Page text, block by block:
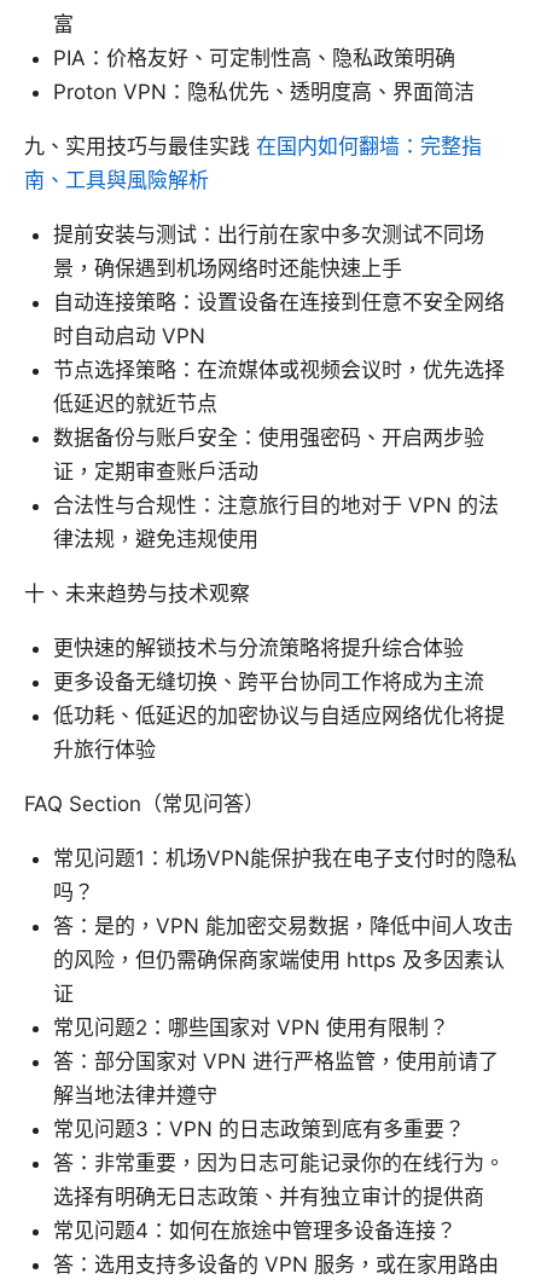
富
PIA：价格友好、可定制性高、隐私政策明确
Proton VPN：隐私优先、透明度高、界面简洁
九、实用技巧与最佳实践 在国内如何翻墙：完整指
南、工具與風險解析
提前安装与测试：出行前在家中多次测试不同场
景，确保遇到机场网络时还能快速上手
自动连接策略：设置设备在连接到任意不安全网络
时自动启动 VPN
节点选择策略：在流媒体或视频会议时，优先选择
低延迟的就近节点
数据备份与账户安全：使用强密码、开启两步验
证，定期审查账户活动
合法性与合规性：注意旅行目的地对于 VPN 的法
律法规，避免违规使用
十、未来趋势与技术观察
更快速的解锁技术与分流策略将提升综合体验
更多设备无缝切换、跨平台协同工作将成为主流
低功耗、低延迟的加密协议与自适应网络优化将提
升旅行体验
FAQ Section（常见问答）
常见问题1：机场VPN能保护我在电子支付时的隐私
吗？
答：是的，VPN 能加密交易数据，降低中间人攻击
的风险，但仍需确保商家端使用 https 及多因素认
证
常见问题2：哪些国家对 VPN 使用有限制？
答：部分国家对 VPN 进行严格监管，使用前请了
解当地法律并遵守
常见问题3：VPN 的日志政策到底有多重要？
答：非常重要，因为日志可能记录你的在线行为。
选择有明确无日志政策、并有独立审计的提供商
常见问题4：如何在旅途中管理多设备连接？
答：选用支持多设备的 VPN 服务，或在家用路由